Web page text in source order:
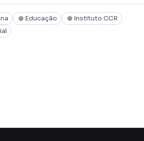
Educação
Instituto CCR